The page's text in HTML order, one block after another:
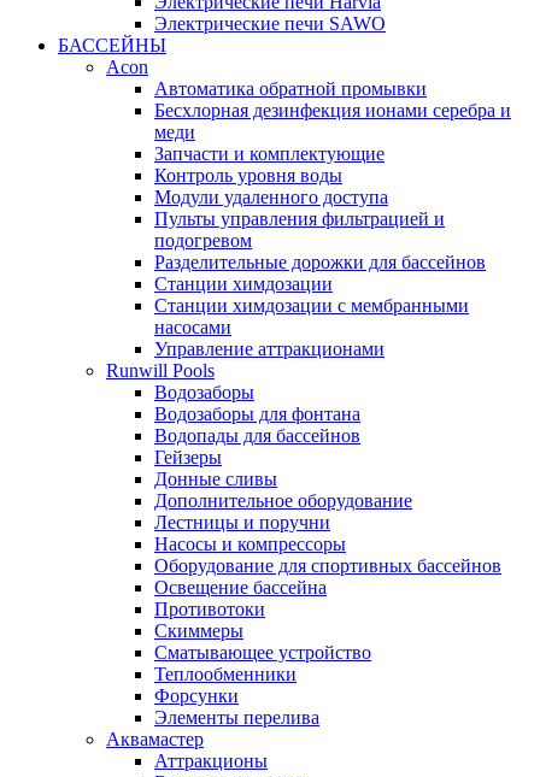
Электрические печи SAWO
БАССЕЙНЫ
Acon
Автоматика обратной промывки
Беcхлорная дезинфекция ионами серебра и
меди
Запчасти и комплектующие
Контроль уровня воды
Модули удаленного доступа
Пульты управления фильтрацией и
подогревом
Разделительные дорожки для бассейнов
Станции химдозации
Станции химдозации с мембранными
насосами
Управление аттракционами
Runwill Pools
Водозаборы
Водозаборы для фонтана
Водопады для бассейнов
Гейзеры
Донные сливы
Дополнительное оборудование
Лестницы и поручни
Насосы и компрессоры
Оборудование для спортивных бассейнов
Освещение бассейна
Противотоки
Скиммеры
Сматывающее устройство
Теплообменники
Форсунки
Элементы перелива
Аквамастер
Аттракционы